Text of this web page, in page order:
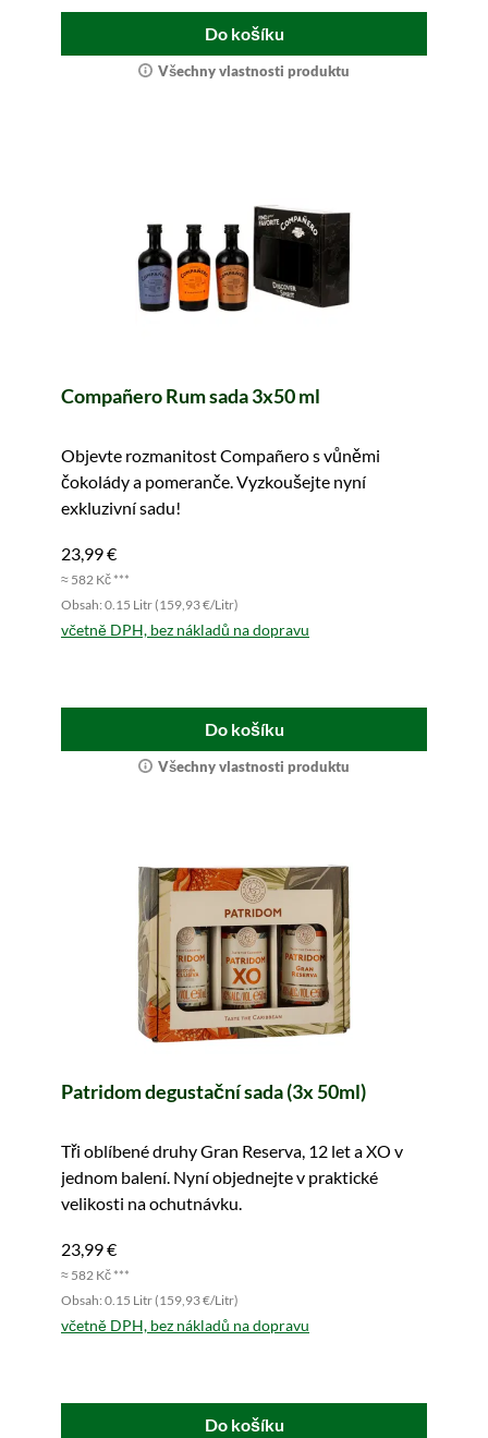
Do košíku
Všechny vlastnosti produktu
Compañero Rum sada 3x50 ml
Objevte rozmanitost Compañero s vůněmi
čokolády a pomeranče. Vyzkoušejte nyní
exkluzivní sadu!
23,99 €
≈ 582 Kč ***
Obsah: 0.15 Litr (159,93 €/Litr)
včetně DPH, bez nákladů na dopravu
Do košíku
Všechny vlastnosti produktu
Patridom degustační sada (3x 50ml)
Tři oblíbené druhy Gran Reserva, 12 let a XO v
jednom balení. Nyní objednejte v praktické
velikosti na ochutnávku.
23,99 €
≈ 582 Kč ***
Obsah: 0.15 Litr (159,93 €/Litr)
včetně DPH, bez nákladů na dopravu
Do košíku